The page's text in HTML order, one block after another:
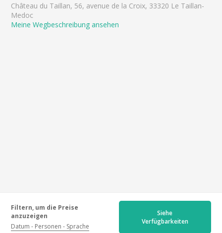
Filtern, um die Preise
anzuzeigen
Datum Personen Sprache
Siehe
Verfügbarkeiten
Château du Taillan, 56, avenue de la Croix, 33320 Le Taillan-
Medoc
Meine Wegbeschreibung ansehen